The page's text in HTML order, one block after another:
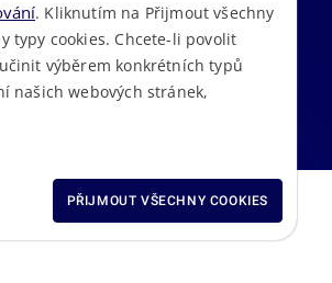
•Prohlášení o přístupnosti•GDPR
. Kliknutím na Přijmout všechny
typy cookies. Chcete-li povolit
výběrem konkrétních typů
našich webových stránek,
PŘIJMOUT VŠECHNY COOKIES
ODMÍTNOUT